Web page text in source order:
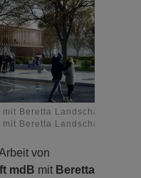
Beretta
Beretta
von
mdB mit Beretta